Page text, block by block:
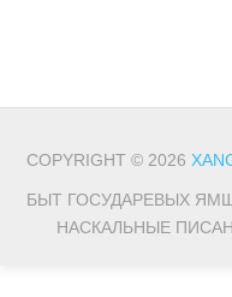
COPYRIGHT © 2026
БЫТ ГОСУДАРЕВЫХ
НАСКАЛЬНЫЕ